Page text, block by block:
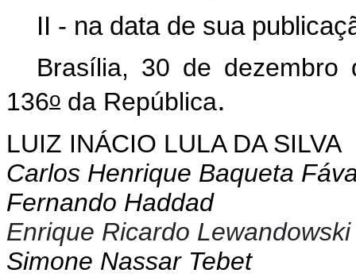
II - na data de sua
Brasília, 30 de dezembro
136o da República.
LUIZ INÁCIO LULA DA SILVA
Carlos Henrique Baqueta
Fernando Haddad
Enrique Ricardo Lewandowski
Simone Nassar Tebet